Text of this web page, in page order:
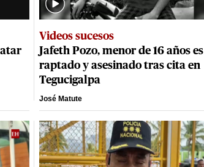
Videos sucesos
Jafeth Pozo, menor de 16 años es
raptado y asesinado tras cita en
Tegucigalpa
José Matute